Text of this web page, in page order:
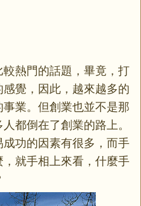
熱門的話題，畢竟，打
覺，因此，越來越多的
業。但創業也並不是那
都倒在了創業的路上。
功的因素有很多，而手
就手相上來看，什麼手